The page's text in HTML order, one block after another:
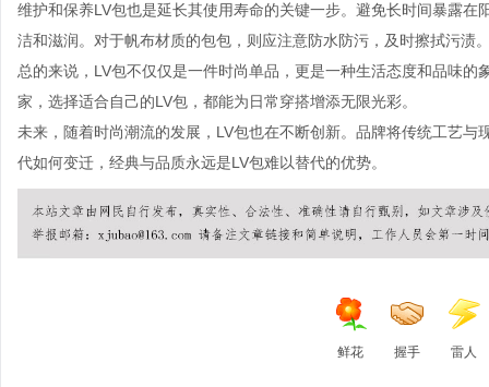
维护和保养LV包也是延长其使用寿命的关键一步。避免长时间暴露
洁和滋润。对于帆布材质的包包，则应注意防水防污，及时擦拭污渍
总的来说，LV包不仅仅是一件时尚单品，更是一种生活态度和品味
家，选择适合自己的LV包，都能为日常穿搭增添无限光彩。
未来，随着时尚潮流的发展，LV包也在不断创新。品牌将传统工艺
代如何变迁，经典与品质永远是LV包难以替代的优势。
鲜花 握手 雷人